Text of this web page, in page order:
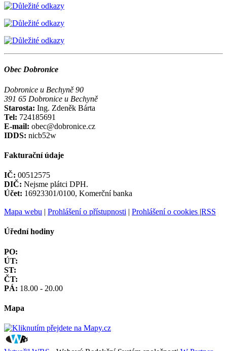
Obec Dobronice
Dobronice u Bechyně 90
391 65 Dobronice u Bechyně
Starosta: Ing. Zdeněk Bárta
Tel: 724185691
E-mail: obec@dobronice.cz
IDDS: nicb52w
Fakturační údaje
IČ: 00512575
DIČ: Nejsme plátci DPH.
Účet: 16923301/0100, Komerční banka
Mapa webu | Prohlášení o přístupnosti | Prohlášení o cookies |RSS
Úřední hodiny
PO:
ÚT:
ST:
ČT:
PÁ: 18.00 - 20.00
Mapa